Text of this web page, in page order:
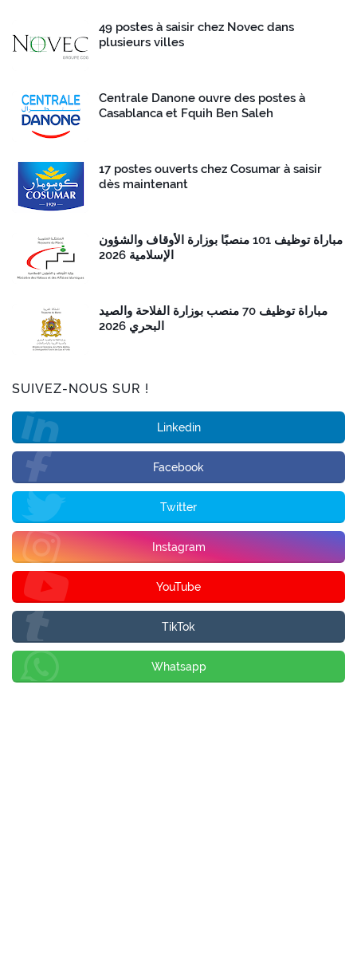
49 postes à saisir chez Novec dans
plusieurs villes
Centrale Danone ouvre des postes à
Casablanca et Fquih Ben Saleh
17 postes ouverts chez Cosumar à saisir
dès maintenant
مباراة توظيف 101 منصبًا بوزارة الأوقاف والشؤون
الإسلامية 2026
مباراة توظيف 70 منصب بوزارة الفلاحة والصيد
البحري 2026
SUIVEZ-NOUS SUR !
Linkedin
Facebook
Twitter
Instagram
YouTube
TikTok
Whatsapp